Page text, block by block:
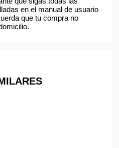
en el manual de usuario
que tu compra no